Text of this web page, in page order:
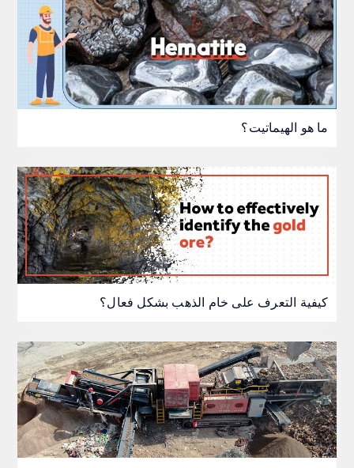
ما هو الهيماتيت؟
كيفية التعرف على خام الذهب بشكل فعال؟